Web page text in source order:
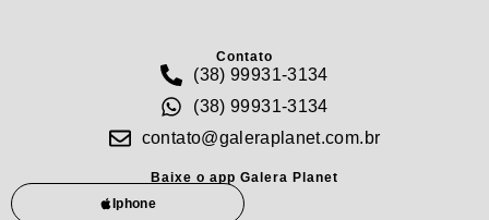
Contato
(38) 99931-3134
(38) 99931-3134
contato@galeraplanet.com.br
Baixe o app Galera Planet
Iphone